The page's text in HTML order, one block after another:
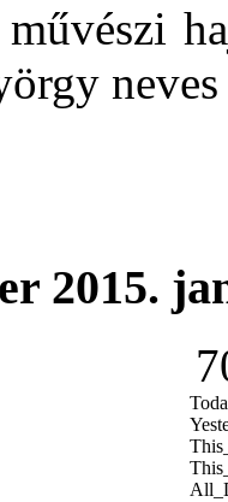
művészi
neves
2015.